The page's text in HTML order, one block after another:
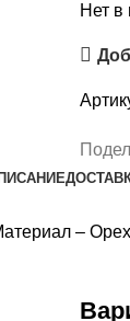
Нет в
–